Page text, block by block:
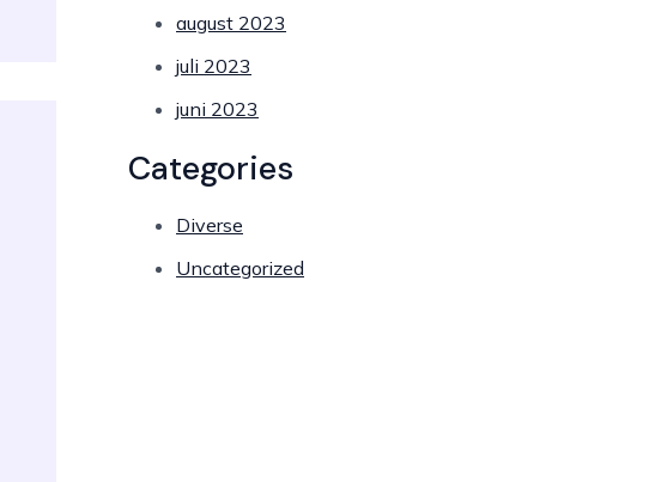
august 2023
juli 2023
juni 2023
Categories
Diverse
Uncategorized